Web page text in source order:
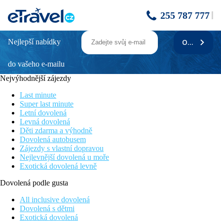
255 787 777
JW MARRIOTT KHAO LAK RESORT &
SPA
Poloha
na ostrově Phuket. Menší restaurace a obchody ve vzdálenosti
cca 500 metrů od hotelu.
Vybavení
Vstupní hala s recepcí, 5 restaurací (mezinárodní bufetová, a la
carte restaurace - středomořská, italská, thajská, japonská), 4
bary (lobby bar, 2 bary u bazénu, bar na pláži), bazén, business
centrum
(vysoušeč vlasů), klimatizace, TV/sat., trezor, telefon, žehlička a
žehlící prkno, minibar za poplatek, župan, pantofle, set na
Nejlepší nabídky
do vašeho e-mailu
ODEBÍRAT
Nejvýhodnější zájezdy
Last minute
Super last minute
Letní dovolená
Levná dovolená
Děti zdarma a výhodně
Dovolená autobusem
Zájezdy s vlastní dopravou
Nejlevnější dovolená u moře
Exotická dovolená levně
Dovolená podle gusta
All inclusive dovolená
Dovolená s dětmi
Exotická dovolená